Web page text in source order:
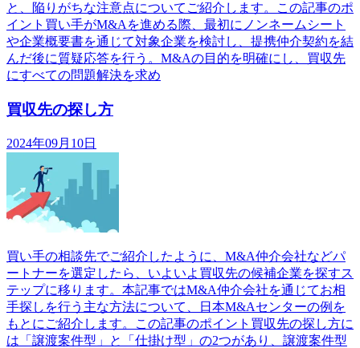
と、陥りがちな注意点についてご紹介します。この記事のポ
イント買い手がM&Aを進める際、最初にノンネームシート
や企業概要書を通じて対象企業を検討し、提携仲介契約を結
んだ後に質疑応答を行う。M&Aの目的を明確にし、買収先
にすべての問題解決を求め
買収先の探し方
2024年09月10日
買い手の相談先でご紹介したように、M&A仲介会社などパ
ートナーを選定したら、いよいよ買収先の候補企業を探すス
テップに移ります。本記事ではM&A仲介会社を通じてお相
手探しを行う主な方法について、日本M&Aセンターの例を
もとにご紹介します。この記事のポイント買収先の探し方に
は「譲渡案件型」と「仕掛け型」の2つがあり、譲渡案件型